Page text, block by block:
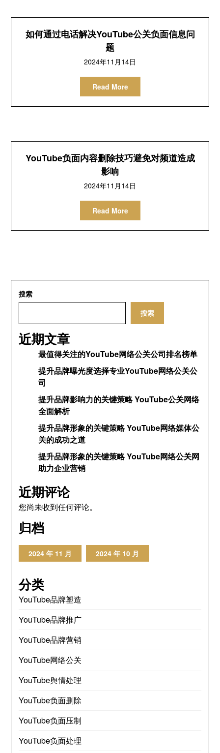
如何通过电话解决YouTube公关负面信息问
题
2024年11月14日
Read More
YouTube负面内容删除技巧避免对频道造成
影响
2024年11月14日
Read More
搜索
搜索
近期文章
最值得关注的YouTube网络公关公司排名榜单
提升品牌曝光度选择专业YouTube网络公关公
司
提升品牌影响力的关键策略 YouTube公关网络
全面解析
提升品牌形象的关键策略 YouTube网络媒体公
关的成功之道
提升品牌形象的关键策略 YouTube网络公关网
助力企业营销
近期评论
您尚未收到任何评论。
归档
2024 年 11 月 2024 年 10 月
分类
YouTube品牌塑造
YouTube品牌推广
YouTube品牌营销
YouTube网络公关
YouTube舆情处理
YouTube负面删除
YouTube负面压制
YouTube负面处理